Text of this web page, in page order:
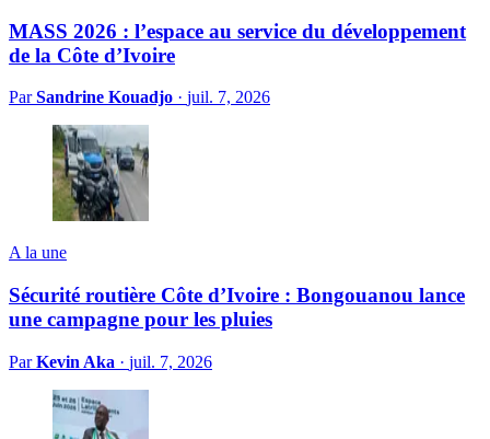
MASS 2026 : l’espace au service du développement
de la Côte d’Ivoire
ParSandrine Kouadjo · juil. 7, 2026
A la une
Sécurité routière Côte d’Ivoire : Bongouanou lance
une campagne pour les pluies
ParKevin Aka · juil. 7, 2026